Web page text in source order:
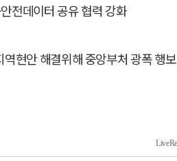
전데이터 공유 협력 강화
현안 해결위해 중앙부처 광폭 행보